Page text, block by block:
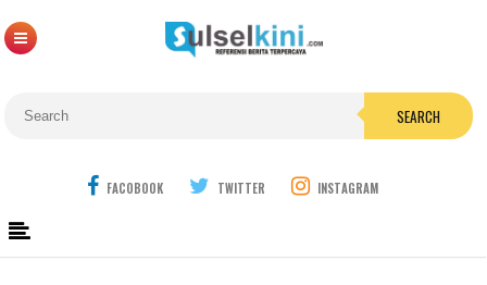
SEARCH
FACOBOOK TWITTER INSTAGRAM